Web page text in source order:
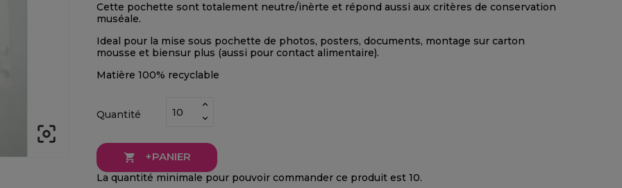

Cette pochette sont totalement neutre/inèrte et répond aussi aux critères de conservation
muséale.
Ideal pour la mise sous pochette de photos, posters, documents, montage sur carton
mousse et biensur plus (aussi pour contact alimentaire).
Matière 100% recyclable
Quantité
 +PANIER
La quantité minimale pour pouvoir commander ce produit est 10.